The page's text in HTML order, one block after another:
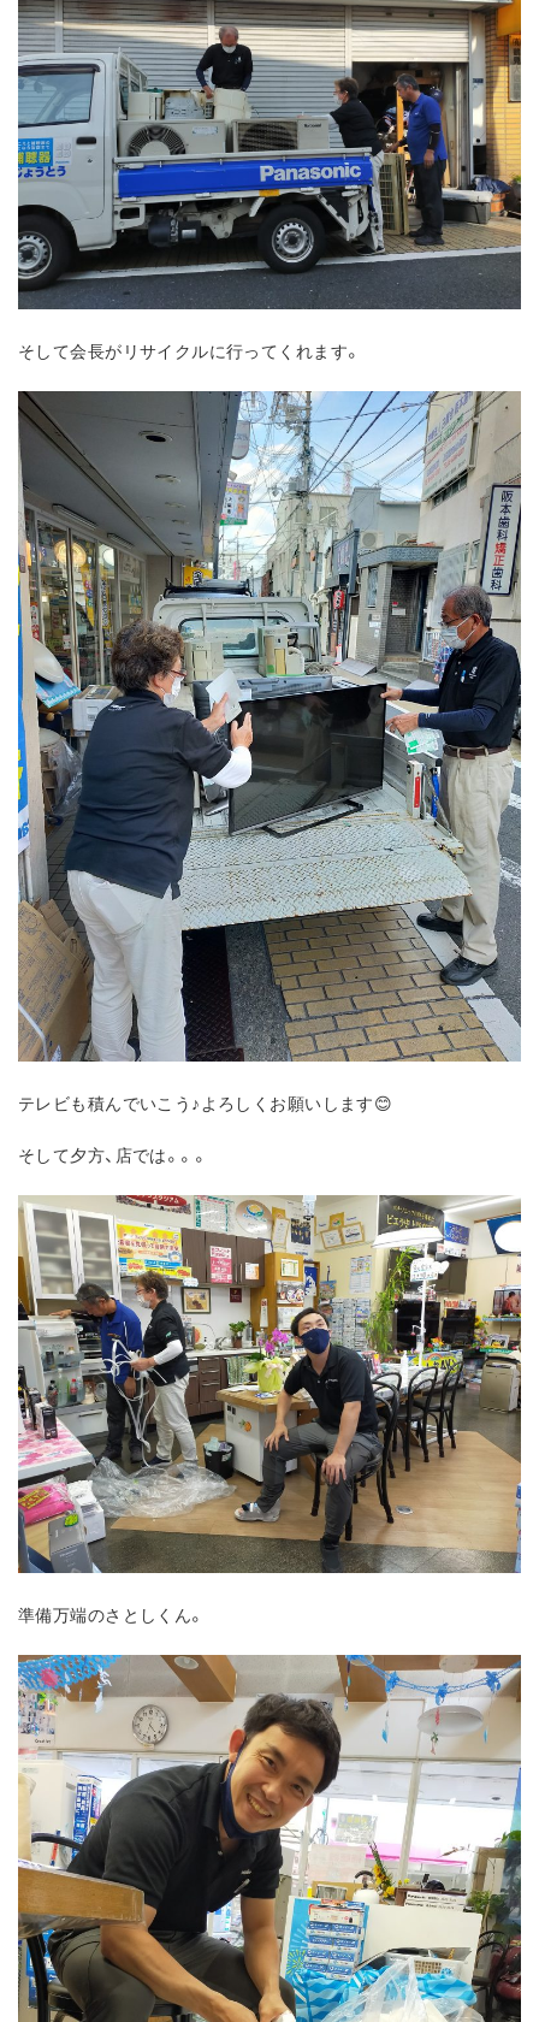
そして会長がリサイクルに行ってくれます。
テレビも積んでいこう♪よろしくお願いします😊
そして夕方、店では。。。
準備万端のさとしくん。